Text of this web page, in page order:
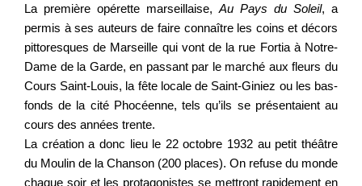
La première opérette marseillaise, Au Pays du Soleil, a
permis à ses auteurs de faire connaître les coins et décors
pittoresques de Marseille qui vont de la rue Fortia à Notre-
Dame de la Garde, en passant par le marché aux fleurs du
Cours Saint-Louis, la fête locale de Saint-Giniez ou les bas-
fonds de la cité Phocéenne, tels qu’ils se présentaient au
cours des années trente.
La création a donc lieu le 22 octobre 1932 au petit théâtre
du Moulin de la Chanson (200 places). On refuse du monde
chaque soir et les protagonistes se mettront rapidement en